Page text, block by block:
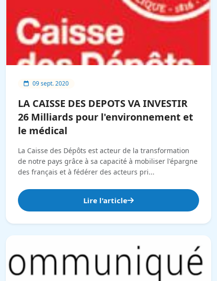
09 sept. 2020
LA CAISSE DES DEPOTS VA INVESTIR
26 Milliards pour l'environnement et
le médical
La Caisse des Dépôts est acteur de la transformation
de notre pays grâce à sa capacité à mobiliser l'épargne
des français et à fédérer des acteurs pri...
Lire l'article